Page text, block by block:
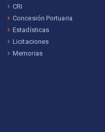
CRI
Concesión Portuaria
Estadísticas
Licitaciones
Memorias